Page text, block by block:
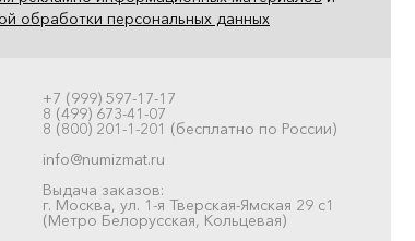
обработки персональных данных
+7 (999) 597-17-17
8 (499) 673-41-07
8 (800) 201-1-201 (бесплатно по России)
info@numizmat.ru
Выдача заказов:
г. Москва, ул. 1-я Тверская-Ямская 29 с1
(Метро Белорусская, Кольцевая)